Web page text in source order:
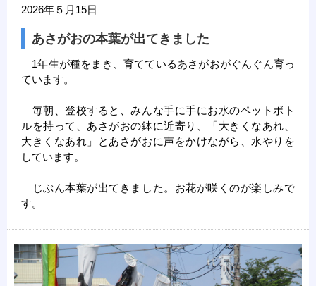
2026年５月15日
あさがおの本葉が出てきました
1年生が種をまき、育てているあさがおがぐんぐん育っ
ています。
毎朝、登校すると、みんな手に手にお水のペットボト
ルを持って、あさがおの鉢に近寄り、「大きくなあれ、
大きくなあれ」とあさがおに声をかけながら、水やりを
しています。
じぶん本葉が出てきました。お花が咲くのが楽しみで
す。